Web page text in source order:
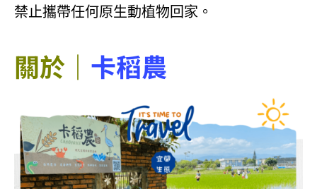
禁止攜帶任何原生動植物回家。
關於｜ 卡稻農